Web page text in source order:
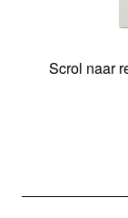
Scrol naar